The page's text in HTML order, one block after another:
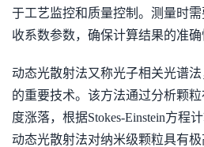
于工艺监控和质量控制。测量时
收系数参数，确保计算结果的准确
动态光散射法又称光子相关光谱
的重要技术。该方法通过分析颗
度涨落，根据Stokes-Einstein方程
动态光散射法对纳米级颗粒具有